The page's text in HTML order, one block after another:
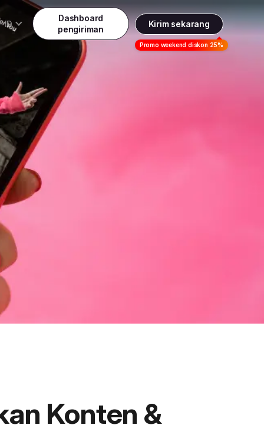
ID
English
Dashboard
pengiriman
Masuk
Kirim sekarang
Promo weekend diskon 25%
Konten &